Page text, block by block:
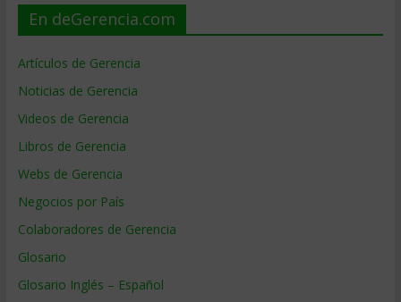
En deGerencia.com
Artículos de Gerencia
Noticias de Gerencia
Videos de Gerencia
Libros de Gerencia
Webs de Gerencia
Negocios por País
Colaboradores de Gerencia
Glosario
Glosario Inglés – Español